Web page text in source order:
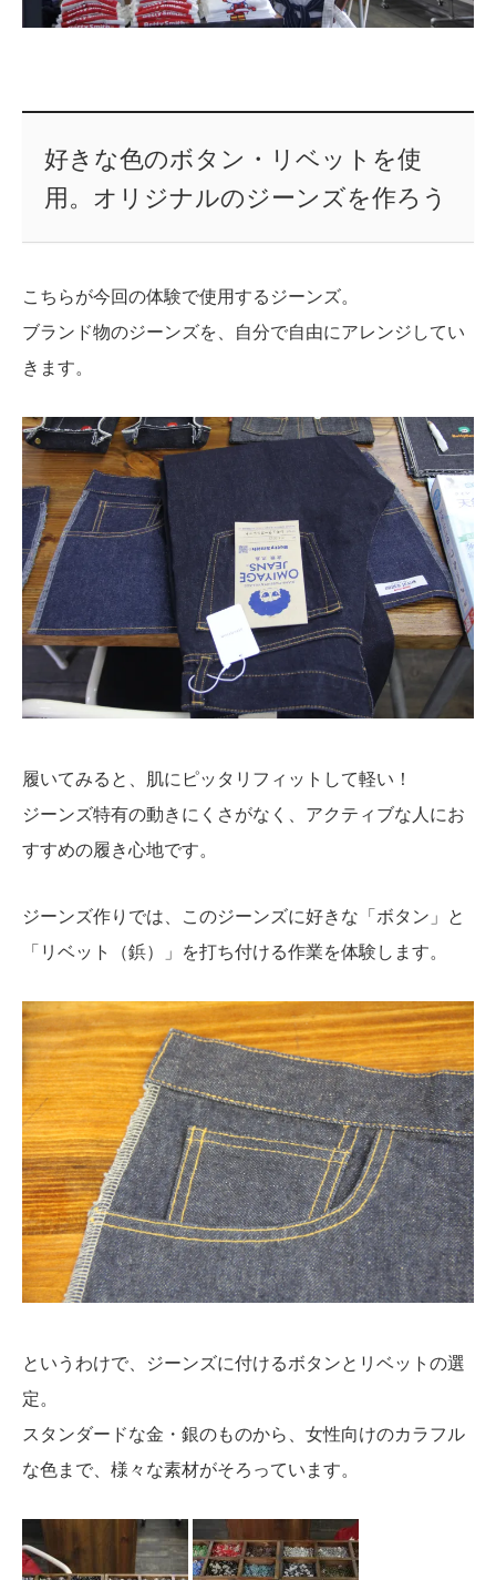
好きな色のボタン・リベットを使
用。オリジナルのジーンズを作ろう
こちらが今回の体験で使用するジーンズ。
ブランド物のジーンズを、自分で自由にアレンジしてい
きます。
履いてみると、肌にピッタリフィットして軽い！
ジーンズ特有の動きにくさがなく、アクティブな人にお
すすめの履き心地です。
ジーンズ作りでは、このジーンズに好きな「ボタン」と
「リベット（鋲）」を打ち付ける作業を体験します。
というわけで、ジーンズに付けるボタンとリベットの選
定。
スタンダードな金・銀のものから、女性向けのカラフル
な色まで、様々な素材がそろっています。